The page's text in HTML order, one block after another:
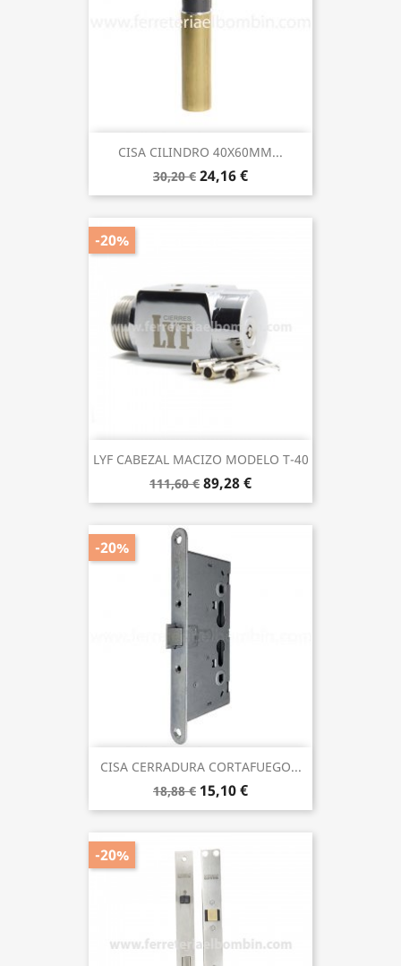
CISA CILINDRO 40X60MM...
30,20 € 24,16 €
LYF CABEZAL MACIZO MODELO T-40
111,60 € 89,28 €
-20%
CISA CERRADURA CORTAFUEGO...
18,88 € 15,10 €
-20%
-20%